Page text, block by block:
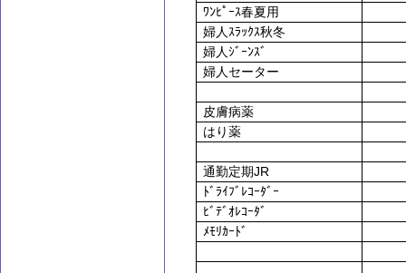
ﾜﾝﾋﾟｰｽ春夏用
婦人ｽﾗｯｸｽ秋冬
婦人ｼﾞｰﾝｽﾞ
婦人セーター
皮膚病薬
はり薬
通勤定期JR
ﾄﾞﾗｲﾌﾞﾚｺｰﾀﾞｰ
ﾋﾞﾃﾞｵﾚｺｰﾀﾞ
ﾒﾓﾘｶｰﾄﾞ